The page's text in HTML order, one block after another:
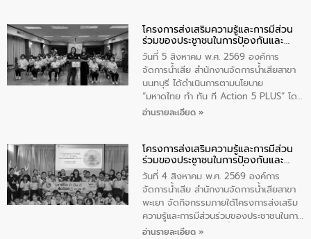
วัดสิงห์ จังหวัดชัยนาท โดยมีนายแสงชัย
สุขชื่น นายกเทศมนตรีตำบลวัดสิงห์ คณะผู้
บริหารเทศบาลตำบลวัดสิงห์ ผู้นำชุมชน และ
ประชาชนในพื้นที่เทศบาลตำบลวัดสิงก์ที่มี
ส่วนได้ส่วนเสียในโครงก่อสร้างศูนย์บริหาร
จัดการคุณภาพน้ำเทศบาลตำบลวัดสิงห์
จังหวัดชัยนาท ให้การต้อนรับ
โครงการส่งเสริมความรู้และการมีส่วน
ร่วมของประชาชนในการป้องกันและ
แก้ไขปัญหาน้ำเสียอย่างยั่งยืน
วันที่ 5 สิงหาคม พ.ศ. 2569 องค์การ
จัดการน้ำเสีย สำนักงานจัดการน้ำเสียสาขา
นนทบุรี ได้ดำเนินการตามนโยบาย
“มหาดไทย ทำ ทัน ที Action 5 PLUS” โดย
จัดโครงการส่งเสริมความรู้และการมีส่วน
“ชุมชนร่วมใจ น้ำใสยั่งยืน” ได้บรรยายให้
ความรู้เกี่ยวกับการจัดการน้ำเสียและการใช้
ถังดักไขมันให้แก่นักเรียนโรงเรียนวัดบ่อ
(นันทวิทยา) เทศบาลนครปากเกร็ด อำเภอ
ปากเกร็ด จังหวัดนนทบุรี จำนวน 30 คน
อ่านรายละเอียด »
โครงการส่งเสริมความรู้และการมีส่วน
ร่วมของประชาชนในการป้องกันและ
แก้ไขปัญหาน้ำเสียอย่างยั่งยืน
วันที่ 4 สิงหาคม พ.ศ. 2569 องค์การ
จัดการน้ำเสีย สำนักงานจัดการน้ำเสียสาขา
พะเยา จัดกิจกรรมภายใต้โครงการส่งเสริม
ความรู้และการมีส่วนร่วมของประชาชนในการ
ป้องกันและแก้ไขปัญหาน้ำเสียอย่างยั่งยืน
อ่านรายละเอียด »